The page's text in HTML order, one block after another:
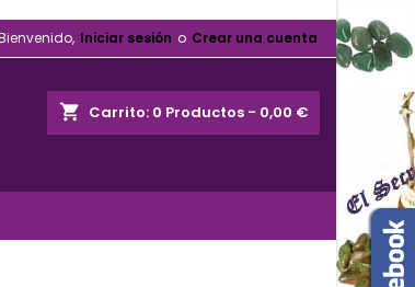
Iniciar sesión o Crear una cuenta
shopping_cart Carrito: 0 Productos - 0,00 €